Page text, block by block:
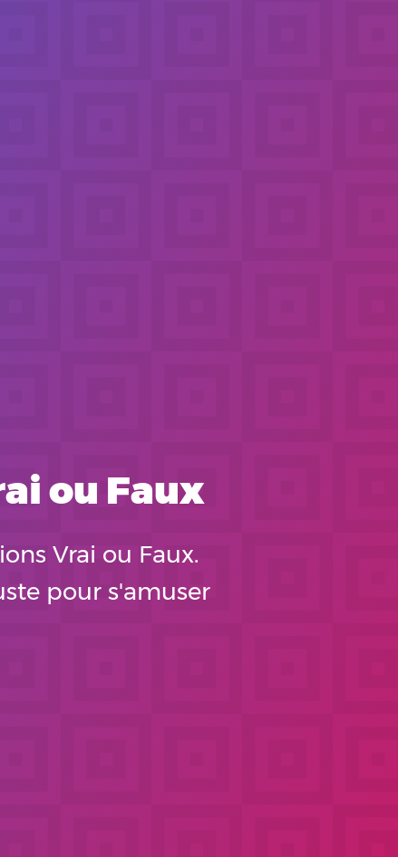
ou Faux
Vrai ou Faux.
pour s'amuser